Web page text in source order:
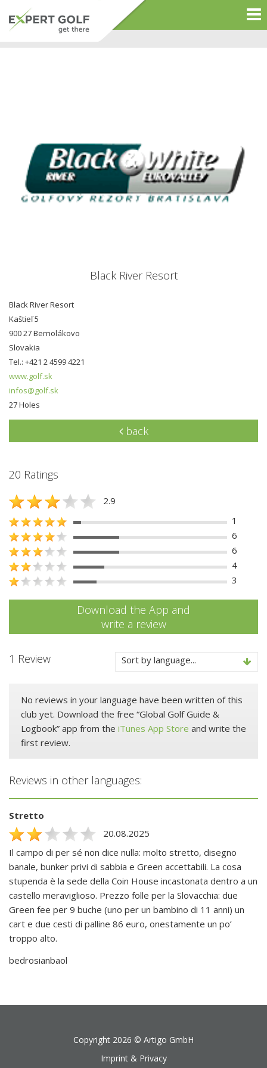
Black River Resort
Black River Resort
Kaštieľ 5
900 27 Bernolákovo
Slovakia
Tel.: +421 2 4599 4221
www.golf.sk
infos@golf.sk
27 Holes
back
20 Ratings
2.9
1
6
6
4
3
Download the App and
write a review
1 Review Sort by language...
No reviews in your language have been written of this
club yet. Download the free “Global Golf Guide &
Logbook” app from the iTunes App Store and write the
first review.
Reviews in other languages:
Stretto
20.08.2025
Il campo di per sé non dice nulla: molto stretto, disegno
banale, bunker privi di sabbia e Green accettabili. La cosa
stupenda è la sede della Coin House incastonata dentro a un
castello meraviglioso. Prezzo folle per la Slovacchia: due
Green fee per 9 buche (uno per un bambino di 11 anni) un
cart e due cesti di palline 86 euro, onestamente un po’
troppo alto.
bedrosianbaol
Copyright 2026 © Artigo GmbH
Imprint & Privacy